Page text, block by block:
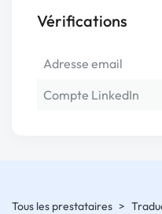
Vérifications
Adresse email
Compte LinkedIn
Tous les prestataires >